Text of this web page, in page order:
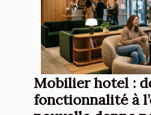
Mobilier hotel :
fonctionnalité à